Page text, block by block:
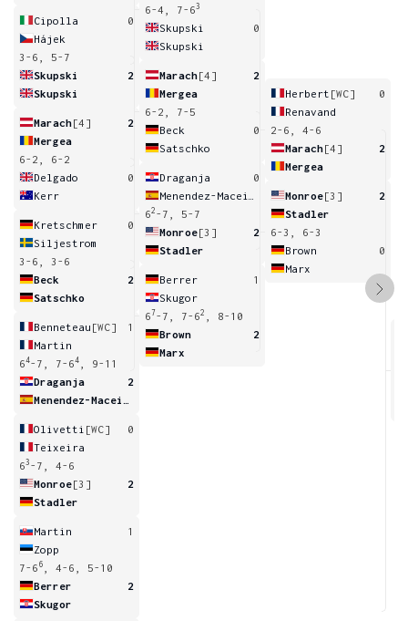
Cipolla
0
Hájek
3-6, 5-7
Skupski
2
Skupski
Marach[4]
2
Mergea
6-2, 6-2
Delgado
0
Kerr
Kretschmer
0
Siljestrom
3-6, 3-6
Beck
2
Satschko
Benneteau [WC]
1
Martin
64-7, 7-64
, 9-11
Draganja
2
Olivetti [WC]
0
Teixeira
63 -7, 4-6
Monroe[3]
2
Stadler
Martin
1
Zopp
7-6 6
, 4-6, 5-10
Berrer
2
Skugor
6-4, 7-63
Skupski
0
Skupski
Marach[4]
2
Mergea
6-2, 7-5
Beck
0
Satschko
Draganja
0
62 -7, 5-7
Monroe[3]
2
Stadler
Berrer
1
Skugor
67-7, 7-62
, 8-10
Brown
2
Marx
Herbert [WC]
0
Renavand
2-6, 4-6
Marach[4]
2
Mergea
Monroe[3]
2
Stadler
6-3, 6-3
Brown
0
Marx